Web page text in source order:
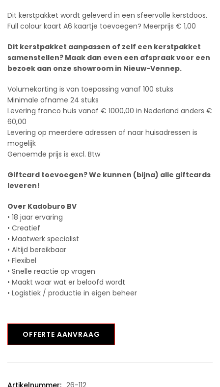
Dit kerstpakket wordt geleverd in een sfeervolle kerstdoos.
Full colour kaart A6 kaartje toevoegen? Meerprijs € 1,00
Dit kerstpakket aanpassen of zelf een kerstpakket
samenstellen? Maak dan even een afspraak voor een
bezoek aan onze showroom in Nieuw-Vennep.
Volumekorting is van toepassing vanaf 100 stuks
Minimale afname 24 stuks
Levering franco huis vanaf € 1000,00 in Nederland anders €
60,00
Levering op meerdere adressen of naar huisadressen is
mogelijk
Genoemde prijs is excl. Btw
Giftcard toevoegen? We kunnen (bijna) alle giftcards
leveren!
Over Kadoburo BV
• 18 jaar ervaring
• Creatief
• Maatwerk specialist
• Altijd bereikbaar
• Flexibel
• Snelle reactie op vragen
• Maakt waar wat er beloofd wordt
• Logistiek / productie in eigen beheer
OFFERTE AANVRAAG
Artikelnummer: 26-112